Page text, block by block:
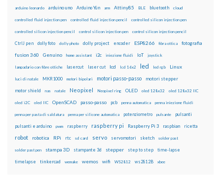
arduino leonardo arduino uno Arduino Yún arm Attiny85 BLE bluetooth cloud
controlled fluid injection pen controlled fluid injection pencil controlled silicon injection pen
controlled silicon injection pencil control silicon injection pen control silicon injection pencil
CtrlJ pen dolly foto dolly photo dolly project encoder ESP8266 fibra ottica fotografia
fusion 360 Genuino home assistant i2c iniezione fluidi IoT joystick
lampadario con fibre ottiche lasercut laser cut lcd lcd 16x2 led led rgb Linux
luci di natale MKR1000 motori bipolari motori passo-passo motori stepper
motor shield nas natale Neopixel Neopixel ring OLED oled 128x32 oled 128x32 IIC
oled i2C oled IIC OpenSCAD passo-passo pcb penna automatica penna iniezione fluidi
penna per pasta di saldatura penna per silicone automatica potenziometro pulsante pulsanti
pulsanti e arduino pwm raspberry raspberry pi Raspberry Pi 3 raspbian ricetta
robot robotica RPi rtc sd card servo servomotori sketch solder past
solder past pen stampa 3D stampante 3d stepper step to step time-lapse
timelapse tinkercad wemake wemos wifi WS2812 ws2812B xbee